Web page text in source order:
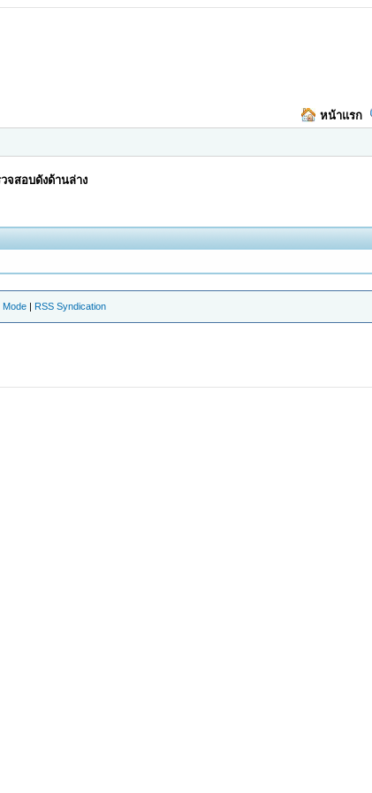
หน้าแรก
สอบดังด้านล่าง
Mode | RSS Syndication